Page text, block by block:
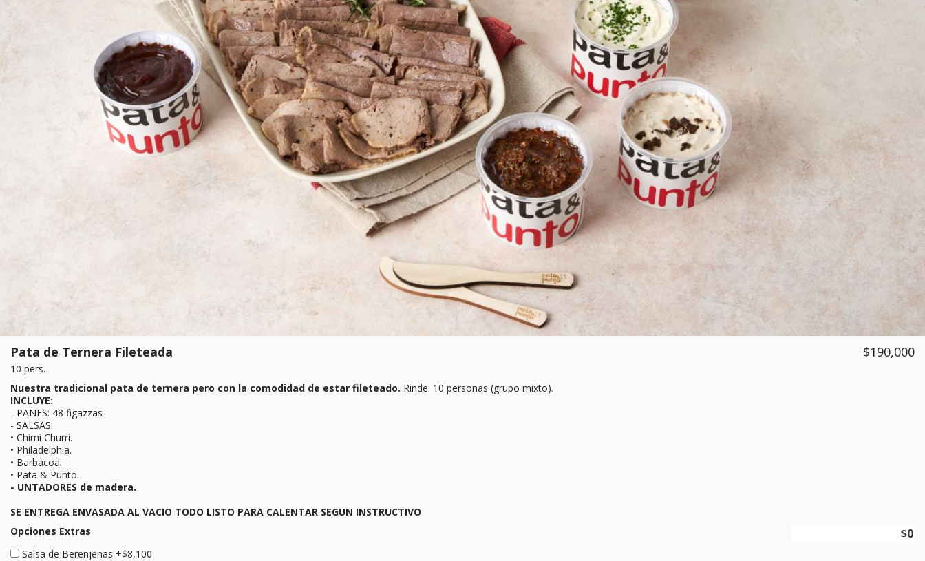
Pata de Ternera Fileteada $190,000
10 pers.
Nuestra tradicional pata de ternera pero con la comodidad de estar fileteado. Rinde: 10 personas (grupo mixto).
INCLUYE:
- PANES: 48 figazzas
- SALSAS:
• Chimi Churri.
• Philadelphia.
• Barbacoa.
• Pata & Punto.
- UNTADORES de madera.
SE ENTREGA ENVASADA AL VACIO TODO LISTO PARA CALENTAR SEGUN INSTRUCTIVO
Opciones Extras
Salsa de Berenjenas +$8,100